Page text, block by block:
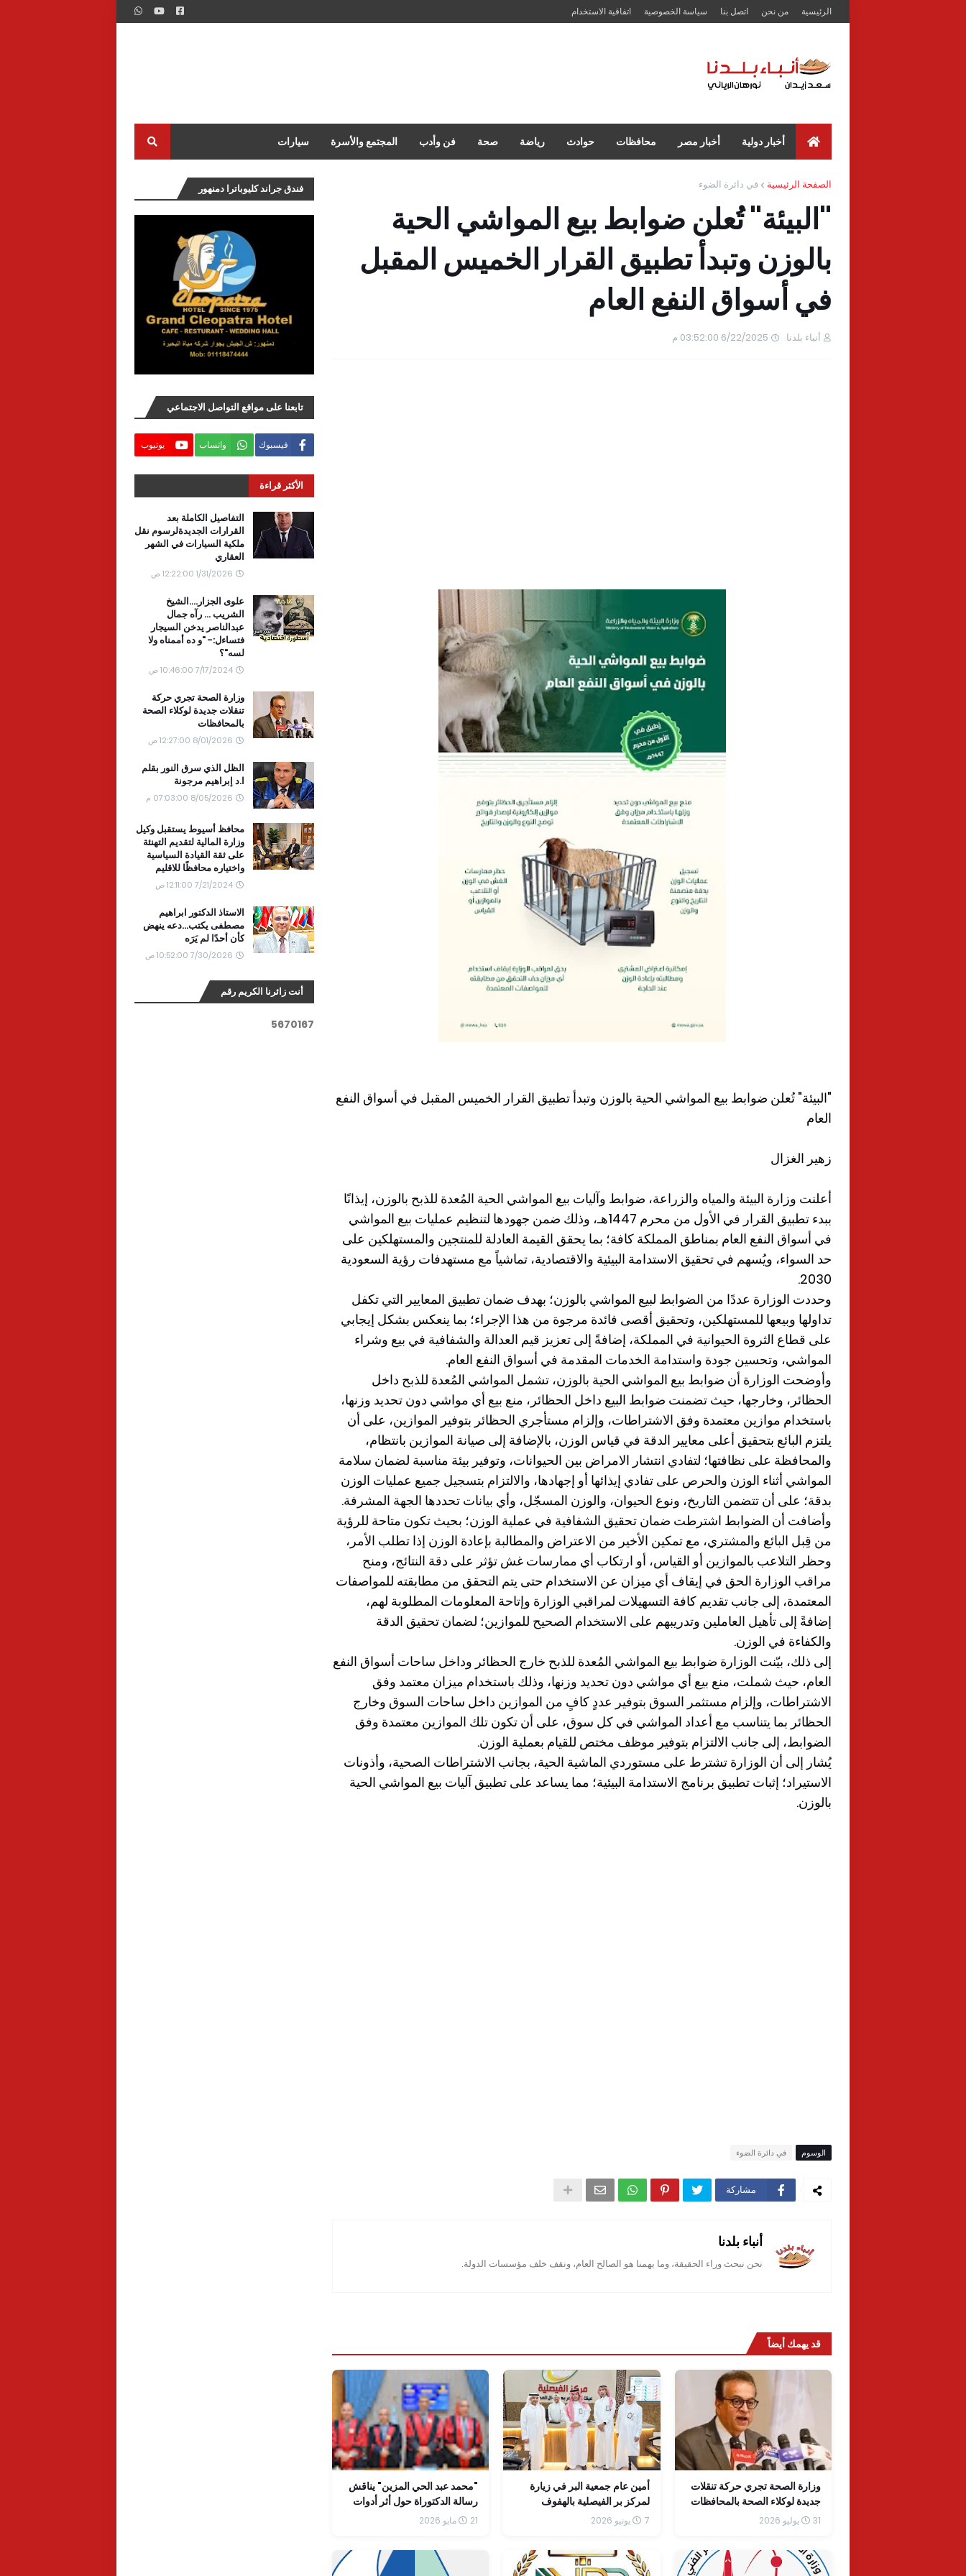
الرئيسية من نحن اتصل بنا سياسة الخصوصية اتفاقية الاستخدام
أخبار دولية أخبار مصر محافظات حوادث رياضة صحة فن وأدب المجتمع والأسرة سيارات
الصفحة الرئيسية في دائرة الضوء
"البيئة" تُعلن ضوابط بيع المواشي الحية
بالوزن وتبدأ تطبيق القرار الخميس المقبل
في أسواق النفع العام
أنباء بلدنا 6/22/2025 03:52:00 م
"البيئة" تُعلن ضوابط بيع المواشي الحية بالوزن وتبدأ تطبيق القرار الخميس المقبل في أسواق النفع
العام
زهير الغزال
أعلنت وزارة البيئة والمياه والزراعة، ضوابط وآليات بيع المواشي الحية المُعدة للذبح بالوزن، إيذانًا
ببدء تطبيق القرار في الأول من محرم 1447هـ، وذلك ضمن جهودها لتنظيم عمليات بيع المواشي
في أسواق النفع العام بمناطق المملكة كافة؛ بما يحقق القيمة العادلة للمنتجين والمستهلكين على
حد السواء، ويُسهم في تحقيق الاستدامة البيئية والاقتصادية، تماشياً مع مستهدفات رؤية السعودية
2030.
وحددت الوزارة عددًا من الضوابط لبيع المواشي بالوزن؛ بهدف ضمان تطبيق المعايير التي تكفل
تداولها وبيعها للمستهلكين، وتحقيق أقصى فائدة مرجوة من هذا الإجراء؛ بما ينعكس بشكل إيجابي
على قطاع الثروة الحيوانية في المملكة، إضافةً إلى تعزيز قيم العدالة والشفافية في بيع وشراء
المواشي، وتحسين جودة واستدامة الخدمات المقدمة في أسواق النفع العام.
وأوضحت الوزارة أن ضوابط بيع المواشي الحية بالوزن، تشمل المواشي المُعدة للذبح داخل
الحظائر، وخارجها، حيث تضمنت ضوابط البيع داخل الحظائر، منع بيع أي مواشي دون تحديد وزنها،
باستخدام موازين معتمدة وفق الاشتراطات، وإلزام مستأجري الحظائر بتوفير الموازين، على أن
يلتزم البائع بتحقيق أعلى معايير الدقة في قياس الوزن، بالإضافة إلى صيانة الموازين بانتظام،
والمحافظة على نظافتها؛ لتفادي انتشار الامراض بين الحيوانات، وتوفير بيئة مناسبة لضمان سلامة
المواشي أثناء الوزن والحرص على تفادي إيذائها أو إجهادها، والالتزام بتسجيل جميع عمليات الوزن
بدقة؛ على أن تتضمن التاريخ، ونوع الحيوان، والوزن المسجّل، وأي بيانات تحددها الجهة المشرفة.
وأضافت أن الضوابط اشترطت ضمان تحقيق الشفافية في عملية الوزن؛ بحيث تكون متاحة للرؤية
من قِبل البائع والمشتري، مع تمكين الأخير من الاعتراض والمطالبة بإعادة الوزن إذا تطلب الأمر،
وحظر التلاعب بالموازين أو القياس، أو ارتكاب أي ممارسات غش تؤثر على دقة النتائج، ومنح
مراقب الوزارة الحق في إيقاف أي ميزان عن الاستخدام حتى يتم التحقق من مطابقته للمواصفات
المعتمدة، إلى جانب تقديم كافة التسهيلات لمراقبي الوزارة وإتاحة المعلومات المطلوبة لهم،
إضافةً إلى تأهيل العاملين وتدريبهم على الاستخدام الصحيح للموازين؛ لضمان تحقيق الدقة
والكفاءة في الوزن.
إلى ذلك، بيّنت الوزارة ضوابط بيع المواشي المُعدة للذبح خارج الحظائر وداخل ساحات أسواق النفع
العام، حيث شملت، منع بيع أي مواشي دون تحديد وزنها، وذلك باستخدام ميزان معتمد وفق
الاشتراطات، وإلزام مستثمر السوق بتوفير عددٍ كافٍ من الموازين داخل ساحات السوق وخارج
الحظائر بما يتناسب مع أعداد المواشي في كل سوق، على أن تكون تلك الموازين معتمدة وفق
الضوابط، إلى جانب الالتزام بتوفير موظف مختص للقيام بعملية الوزن.
يُشار إلى أن الوزارة تشترط على مستوردي الماشية الحية، بجانب الاشتراطات الصحية، وأذونات
الاستيراد؛ إثبات تطبيق برنامج الاستدامة البيئية؛ مما يساعد على تطبيق آليات بيع المواشي الحية
بالوزن.
الوسوم في دائرة الضوء
مشاركة
أنباء بلدنا
نحن نبحث وراء الحقيقة، وما يهمنا هو الصالح العام، ونقف خلف مؤسسات الدولة.
قد يهمك أيضاً
وزارة الصحة تجري حركة تنقلات
جديدة لوكلاء الصحة بالمحافظات
31 يوليو 2026
أمين عام جمعية البر في زيارة
لمركز بر الفيصلية بالهفوف
7 يونيو 2026
"محمد عبد الحي المزين" يناقش
رسالة الدكتوراة حول أثر أدوات
إدارة التكلفة في تحقيق الحوكمة
21 مايو 2026
فندق جراند كليوباترا دمنهور
تابعنا على مواقع التواصل الاجتماعي
فيسبوك واتساب يوتيوب
الأكثر قراءة
التفاصيل الكاملة بعد
القرارات الجديدةلرسوم نقل
ملكية السيارات في الشهر
العقاري
1/31/2026 12:22:00 ص
علوى الجزار....الشيخ
الشريب ... رآه جمال
عبدالناصر يدخن السيجار
فتساءل:- "و ده أممناه ولا
لسه"؟
7/17/2024 10:46:00 ص
وزارة الصحة تجري حركة
تنقلات جديدة لوكلاء الصحة
بالمحافظات
8/01/2026 12:27:00 ص
الظل الذي سرق النور بقلم
ا.د إبراهيم مرجونة
8/05/2026 07:03:00 م
محافظ أسيوط يستقبل وكيل
وزارة المالية لتقديم التهنئة
على ثقة القيادة السياسية
واختياره محافظًا للاقليم
7/21/2024 12:11:00 ص
الاستاذ الدكتور ابراهيم
مصطفى يكتب...دعه ينهض
كأن أحدًا لم يَرَه
7/30/2026 10:52:00 ص
أنت زائرنا الكريم رقم
5670167